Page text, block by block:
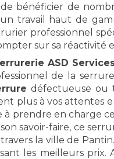
bénéficier de
un travail haut de
professionnel
sur sa réactivité
ASD
de la
défectueuse ou
plus à vos attentes
à prendre en charge
savoir-faire, ce
la ville de
les meilleurs prix.